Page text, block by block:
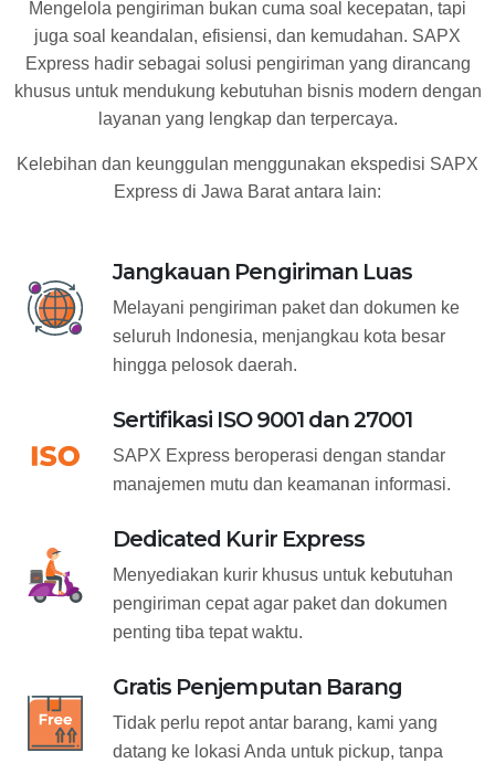
Mengelola pengiriman bukan cuma soal kecepatan, tapi
juga soal keandalan, efisiensi, dan kemudahan. SAPX
Express hadir sebagai solusi pengiriman yang dirancang
khusus untuk mendukung kebutuhan bisnis modern dengan
layanan yang lengkap dan terpercaya.
Kelebihan dan keunggulan menggunakan ekspedisi SAPX
Express di Jawa Barat antara lain:
Jangkauan Pengiriman Luas
Melayani pengiriman paket dan dokumen ke
seluruh Indonesia, menjangkau kota besar
hingga pelosok daerah.
Sertifikasi ISO 9001 dan 27001
SAPX Express beroperasi dengan standar
manajemen mutu dan keamanan informasi.
Dedicated Kurir Express
Menyediakan kurir khusus untuk kebutuhan
pengiriman cepat agar paket dan dokumen
penting tiba tepat waktu.
Gratis Penjemputan Barang
Tidak perlu repot antar barang, kami yang
datang ke lokasi Anda untuk pickup, tanpa